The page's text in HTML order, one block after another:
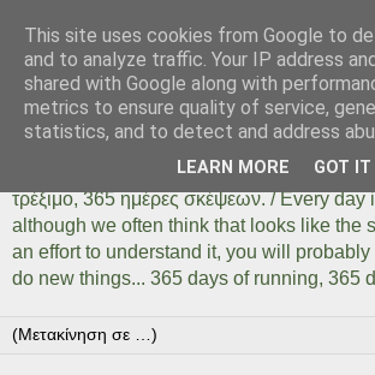
Days Of Running
Κάθε μέρα είναι μια διαφορετική ημέρα όσο
φαίνεται. Αρκεί να το καταλάβουμε, αρκεί
αρκεί να μην φοβηθούμε να κάνουμε
τρέξιμο, 365 ημέρες σκέψεων. / Every
although we often think that looks like the
an effort to understand it, you will
do new things... 365 days of running, 365
This site uses cookies from Google to
and to analyze traffic. Your IP address
shared with Google along with
metrics to ensure quality of service,
statistics, and to detect and address
LEARN MORE GOT IT